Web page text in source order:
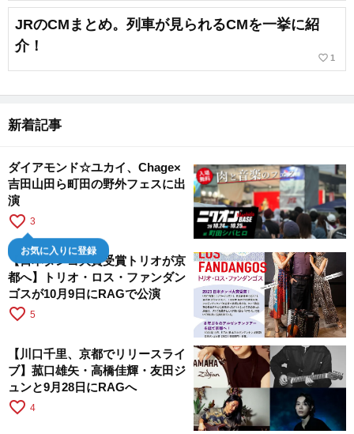
JRのCMまとめ。列車が見られるCMを一挙に紹
介！
favorite_border 1
新着記事
ダイアモンド☆ユカイ、Chage×
吉田山田ら町田の野外フェスに出
演
favorite_border 3
お気に入りに登録
【日本タンゴ大賞受賞トリオが京
都へ】トリオ・ロス・ファンダン
ゴスが10月9日にRAGで公演
favorite_border 5
【川口千里、京都でリリースライ
ブ】菰口雄矢・高橋佳輝・友田ジ
ュンと9月28日にRAGへ
favorite_border 4